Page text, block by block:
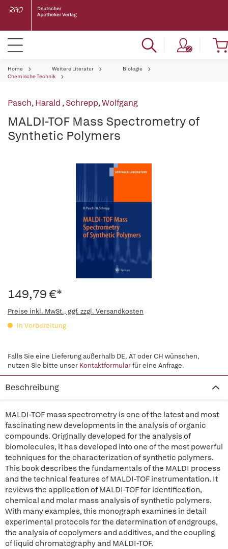
Home Weitere Literatur
Biologie
Chemische Technik
Pasch, Harald ,Schrepp, Wolfgang
MALDI-TOF Mass Spectrometry of
Synthetic Polymers
149,79 €*
Preise inkl. MwSt., ggf. zzgl. Versandkosten
in Vorbereitung
Falls Sie eine Lieferung außerhalb DE, AT oder CH wünschen,
nutzen Sie bitte unser Kontaktformularfür eine Anfrage.
Beschreibung
MALDI-TOF mass spectrometry is one of the latest and most
fascinating new developments in the analysis of organic
compounds. Originally developed for the analysis of
biomolecules, it has developed into one of the most powerful
techniques for the characterization of synthetic polymers.
This book describes the fundamentals of the MALDI process
and the technical features of MALDI-TOF instrumentation. It
reviews the application of MALDI-TOF for identification,
chemical and molar mass analysis of synthetic polymers.
With many examples, this monograph examines in detail
experimental protocols for the determination of endgroups,
the analysis of copolymers and additives, and the coupling
of liquid chromatography and MALDI-TOF.